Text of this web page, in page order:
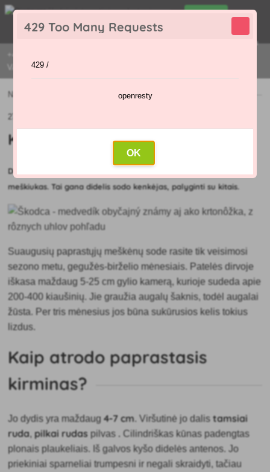
429 Too Many Requests
429 /
openresty
OK
+421 915 420 295 | PIRMADIENIAIS - PENKTADIENIAIS 9:00 - 16:00
VAL
Menu
Naujienos Kaip atsikratyti meškėnų sode?
27.05.2020 (Originalus straipsnis: 25.05.2020)
Kaip atsikratyti meškėnų sode?
Daugeliui paprastasis apgamas taip pat žinomas kaip paprastasis
meškiukas. Tai gana didelis sodo kenkėjas, palyginti su kitais.
Suaugusių paprastųjų meškėnų sode rasite tik veisimosi
sezono metu, gegužės-birželio mėnesiais. Patelės dirvoje
iškasa maždaug 5-25 cm gylio kamerą, kurioje sudeda apie
200-400 kiaušinių. Jie graužia augalų šaknis, todėl augalai
žūsta. Per tris mėnesius jos būna sukūrusios kelis tokius
lizdus.
Kaip atrodo paprastasis
kirminas?
Jo dydis yra maždaug4-7 cm. Viršutinė jo dalistamsiai
ruda,pilkai rudas pilvas . Cilindriškas kūnas padengtas
plonais plaukeliais. Iš galvos kyšo didelės antenos. Jo
priekiniai sparneliai trumpesni ir negali skraidyti, tačiau